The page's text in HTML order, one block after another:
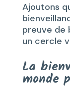
Ajoutons
preuve de
un cercle
La
monde